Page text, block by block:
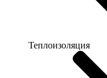
Теплоизоляция